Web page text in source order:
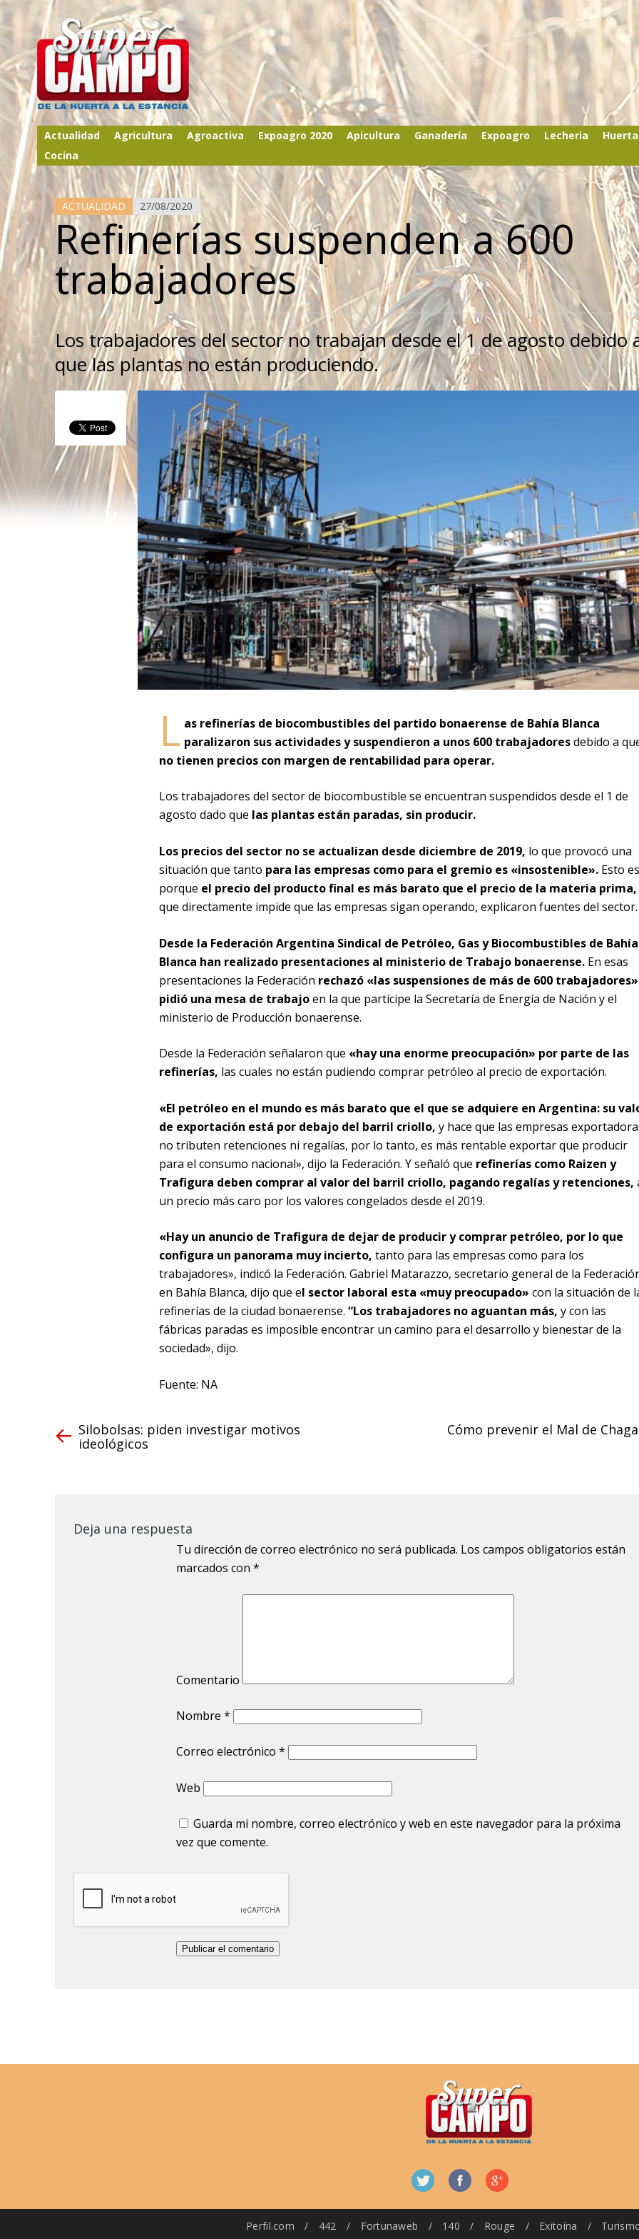
Actualidad Agricultura Agroactiva Expoagro 2020 Apicultura Ganadería Expoagro Lecheria
Cocina
ACTUALIDAD 27/08/2020
Refinerías suspenden a 600
trabajadores
Los trabajadores del sector no trabajan desde el 1 de agosto debido
que las plantas no están produciendo.
L as refinerías de biocombustibles del partido bonaerense de Bahía Blanca
paralizaron sus actividades y suspendieron a unos 600 trabajadoresdebido a
no tienen precios con margen de rentabilidad para operar.
Los trabajadores del sector de biocombustible se encuentran suspendidos desde el 1 de
agosto dado que las plantas están paradas, sin producir.
Los precios del sector no se actualizan desde diciembre de 2019, lo que provocó una
situación que tanto para las empresas como para el gremio es «insostenible». Esto es
porque el precio del producto final es más barato que el precio de la materia prima,
que directamente impide que las empresas sigan operando, explicaron fuentes del sector.
Desde la Federación Argentina Sindical de Petróleo, Gas y Biocombustibles de Bahía
Blanca han realizado presentaciones al ministerio de Trabajo bonaerense. En esas
presentaciones la Federación rechazó «las suspensiones de más de 600
pidió una mesa de trabajoen la que participe la Secretaría de Energía de Nación y el
ministerio de Producción bonaerense.
Desde la Federación señalaron que «hay una enorme preocupación» por parte de las
refinerías, las cuales no están pudiendo comprar petróleo al precio de exportación.
«El petróleo en el mundo es más barato que el que se adquiere en Argentina: su
de exportación está por debajo del barril criollo, y hace que las empresas
no tributen retenciones ni regalías, por lo tanto, es más rentable exportar que producir
para el consumo nacional», dijo la Federación. Y señaló que refinerías como Raizen y
Trafigura deben comprar al valor del barril criollo, pagando regalías y retenciones,
un precio más caro por los valores congelados desde el 2019.
«Hay un anuncio de Trafigura de dejar de producir y comprar petróleo, por lo que
configura un panorama muy incierto, tanto para las empresas como para los
trabajadores», indicó la Federación. Gabriel Matarazzo, secretario general de la
en Bahía Blanca, dijo que el sector laboral esta «muy preocupado» con la situación de
refinerías de la ciudad bonaerense. “Los trabajadores no aguantan más, y con las
fábricas paradas es imposible encontrar un camino para el desarrollo y bienestar de la
sociedad», dijo.
Fuente: NA
Silobolsas: piden investigar motivos
ideológicos
Cómo prevenir el Mal de
Deja una respuesta
Tu dirección de correo electrónico no será publicada. Los campos obligatorios están
marcados con *
Comentario
Nombre *
Correo electrónico *
Web
Guarda mi nombre, correo electrónico y web en este navegador para la próxima
vez que comente.
Perfil.com / 442 / Fortunaweb / 140 / Rouge / Exitoína /